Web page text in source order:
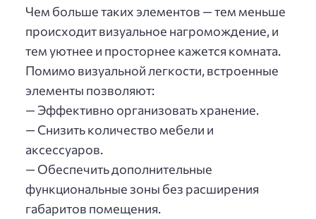
Чем больше таких элементов — тем меньше
происходит визуальное нагромождение, и
тем уютнее и просторнее кажется комната.
Помимо визуальной легкости, встроенные
элементы позволяют:
— Эффективно организовать хранение.
— Снизить количество мебели и
аксессуаров.
— Обеспечить дополнительные
функциональные зоны без расширения
габаритов помещения.